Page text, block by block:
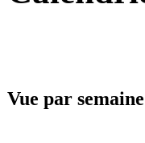
Vue par semaine